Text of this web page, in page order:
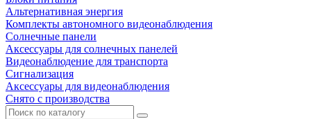
Альтернативная энергия
Комплекты автономного видеонаблюдения
Солнечные панели
Аксессуары для солнечных панелей
Видеонаблюдение для транспорта
Сигнализация
Аксессуары для видеонаблюдения
Снято с производства